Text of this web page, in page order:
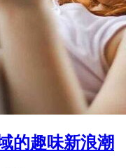
的趣味新浪潮